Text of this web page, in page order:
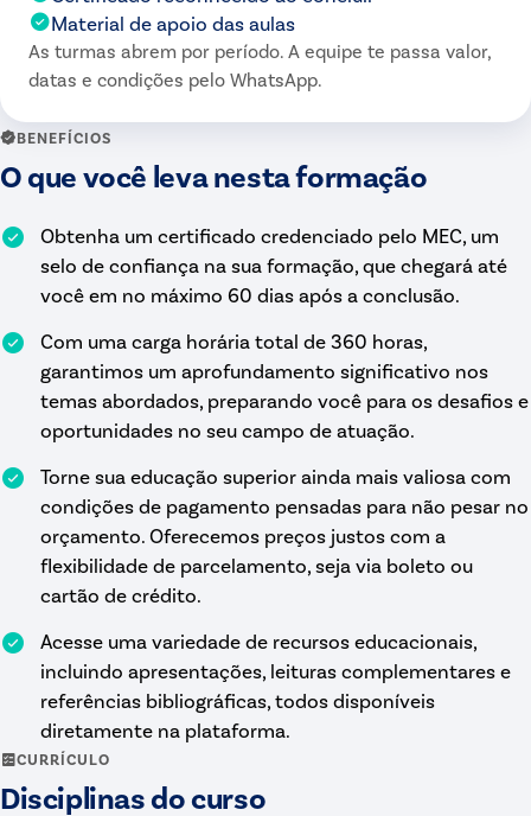
Material de apoio das aulas
As turmas abrem por período. A equipe te passa valor,
datas e condições pelo WhatsApp.
BENEFÍCIOS
O que você leva nesta formação
Obtenha um certificado credenciado pelo MEC, um
selo de confiança na sua formação, que chegará até
você em no máximo 60 dias após a conclusão.
Com uma carga horária total de 360 horas,
garantimos um aprofundamento significativo nos
temas abordados, preparando você para os desafios e
oportunidades no seu campo de atuação.
Torne sua educação superior ainda mais valiosa com
condições de pagamento pensadas para não pesar no
orçamento. Oferecemos preços justos com a
flexibilidade de parcelamento, seja via boleto ou
cartão de crédito.
Acesse uma variedade de recursos educacionais,
incluindo apresentações, leituras complementares e
referências bibliográficas, todos disponíveis
diretamente na plataforma.
CURRÍCULO
Disciplinasdo curso